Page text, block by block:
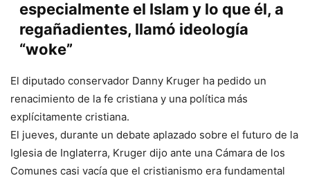
especialmente el Islam y lo que él, a
regañadientes, llamó ideología
“woke”
El diputado conservador Danny Kruger ha pedido un
renacimiento de la fe cristiana y una política más
explícitamente cristiana.
El jueves, durante un debate aplazado sobre el futuro de la
Iglesia de Inglaterra, Kruger dijo ante una Cámara de los
Comunes casi vacía que el cristianismo era fundamental